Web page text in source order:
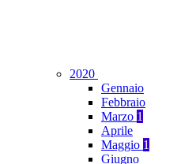
2020
Gennaio
Febbraio
Marzo 1
Aprile
Maggio 1
Giugno